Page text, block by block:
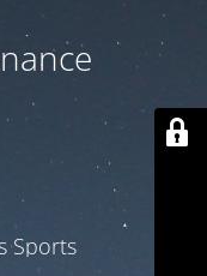
Sports